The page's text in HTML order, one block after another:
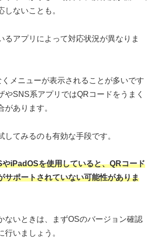
しないことも。
るアプリによって対応状況が異なりま
メニューが表示されることが多いです
やSNS系アプリではQRコードをうまく
があります。
してみるのも有効な手段です。
やiPadOSを使用していると、QRコード
サポートされていない可能性がありま
ないときは、まずOSのバージョン確認
行いましょう。